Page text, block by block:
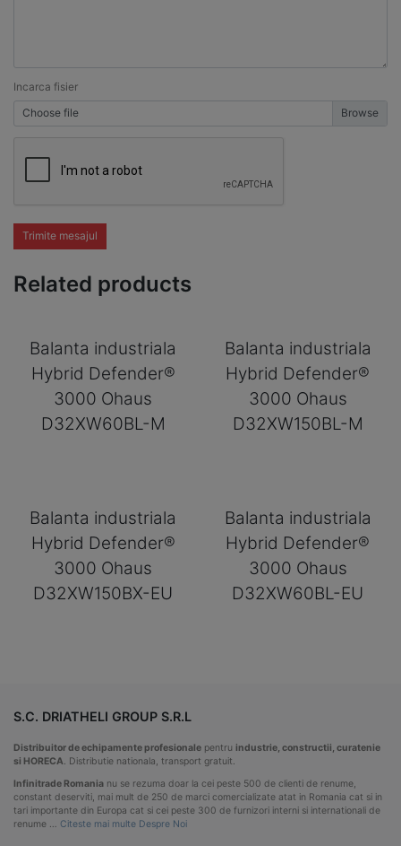
Incarca fisier
Choose file
Trimite mesajul
Related products
Balanta industriala
Hybrid Defender®
3000 Ohaus
D32XW60BL-M
Balanta industriala
Hybrid Defender®
3000 Ohaus
D32XW150BL-M
Balanta industriala
Hybrid Defender®
3000 Ohaus
D32XW150BX-EU
Balanta industriala
Hybrid Defender®
3000 Ohaus
D32XW60BL-EU
S.C. DRIATHELI GROUP S.R.L
Distribuitor de echipamente profesionale pentru industrie, constructii, curatenie
si HORECA . Distributie nationala, transport gratuit.
Infinitrade Romania nu se rezuma doar la cei peste 500 de clienti de renume,
constant deserviti, mai mult de 250 de marci comercializate atat in Romania cat si in
tari importante din Europa cat si cei peste 300 de furnizori interni si internationali de
renume … Citeste mai multe Despre Noi